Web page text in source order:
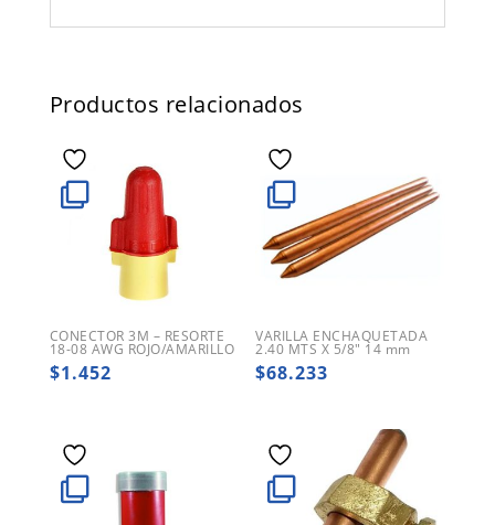
Productos relacionados
CONECTOR 3M – RESORTE
18-08 AWG ROJO/AMARILLO
$1.452
VARILLA ENCHAQUETADA
2.40 MTS X 5/8″ 14 mm
$68.233